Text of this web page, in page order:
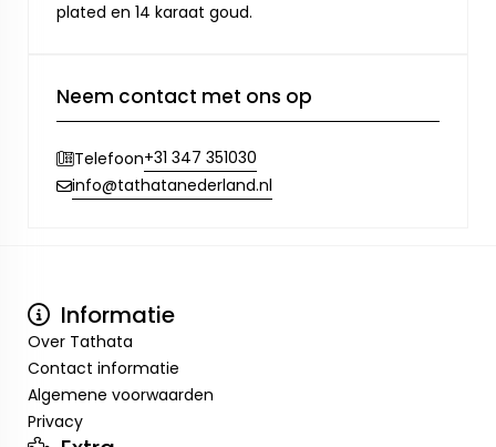
plated en 14 karaat goud.
Neem contact met ons op
Telefoon+31 347 351030
info@tathatanederland.nl
Informatie
Over Tathata
Contact informatie
Algemene voorwaarden
Privacy